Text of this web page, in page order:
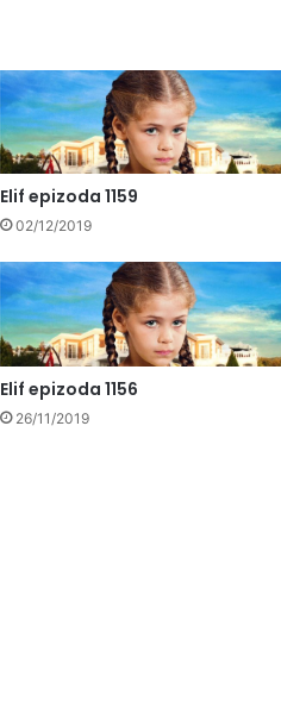
Elif epizoda 1159
02/12/2019
Elif epizoda 1156
26/11/2019